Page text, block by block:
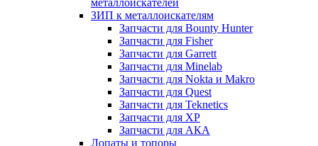
ЗИП к металлоискателям
Запчасти для Bounty Hunter
Запчасти для Fisher
Запчасти для Garrett
Запчасти для Minelab
Запчасти для Nokta и Makro
Запчасти для Quest
Запчасти для Teknetics
Запчасти для XP
Запчасти для АКА
Лопаты и топоры